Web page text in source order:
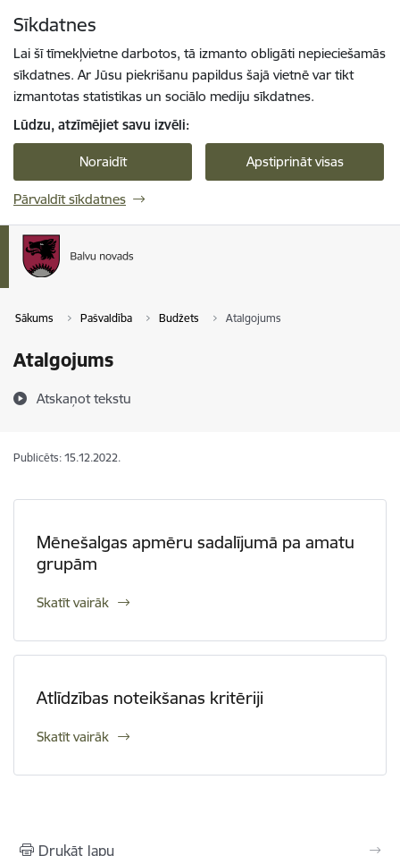
Sīkdatnes
Lai šī tīmekļvietne darbotos, tā izmanto obligāti nepieciešamās
sīkdatnes. Ar Jūsu piekrišanu papildus šajā vietnē var tikt
izmantotas statistikas un sociālo mediju sīkdatnes.
Lūdzu, atzīmējiet savu izvēli:
Noraidīt Apstiprināt visas
Pārvaldīt sīkdatnes
Sākums Pašvaldība Budžets Atalgojums
Atalgojums
Atskaņot tekstu
Publicēts: 15.12.2022.
Mēnešalgas apmēru sadalījumā pa amatu
grupām
Skatīt vairāk
Atlīdzības noteikšanas kritēriji
Skatīt vairāk
Drukāt lapu